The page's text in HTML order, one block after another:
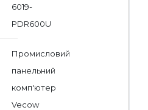
6019-
PDR600U
Промисловий
панельний
комп'ютер
Vecow